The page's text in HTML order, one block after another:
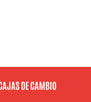
DE CAMBIO